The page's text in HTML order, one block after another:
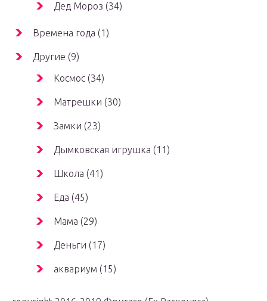
Дед Мороз (34)
Времена года (1)
Другие (9)
Космос (34)
Матрешки (30)
Замки (23)
Дымковская игрушка (11)
Школа (41)
Еда (45)
Мама (29)
Деньги (17)
аквариум (15)